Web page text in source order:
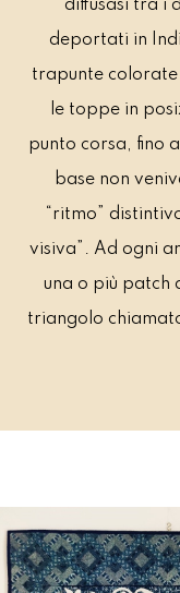
diffusasi tra i
deportati in
trapunte colorate
le toppe in
punto corsa, fino
base non
“ritmo”
visiva”. Ad ogni
una o più patch
triangolo